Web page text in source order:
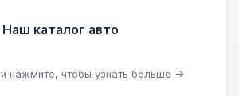
Наш каталог авто
нажмите, чтобы узнать больше →
каталог